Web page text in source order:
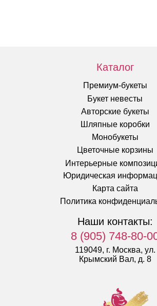
Каталог
Премиум-букеты
Букет невесты
Авторские букеты
Шляпные коробки
Монобукеты
Цветочные корзины
Наши контакты:
8 (905) 748-80-
119049, г. Москва, ул.
Крымский Вал, д. 8
Интерьерные
Политика
Юридическая
Карта сайта